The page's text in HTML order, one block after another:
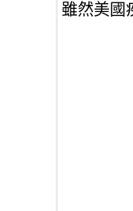
雖然美國